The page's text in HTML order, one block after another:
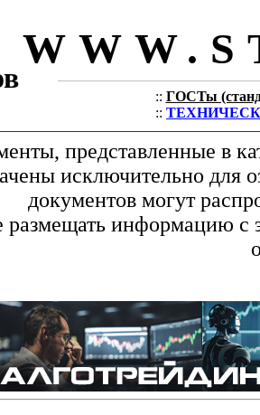
:: ГОСТы
::
представленные в
исключительно для
документов могут
информацию с